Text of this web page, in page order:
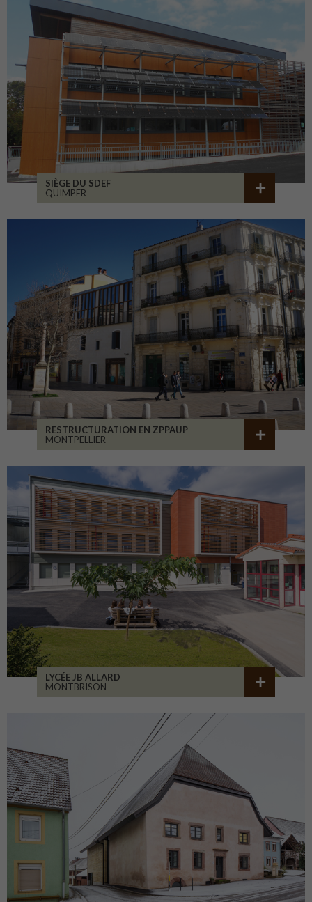
SIÈGE DU SDEF
QUIMPER
RESTRUCTURATION EN ZPPAUP
MONTPELLIER
LYCÉE JB ALLARD
MONTBRISON